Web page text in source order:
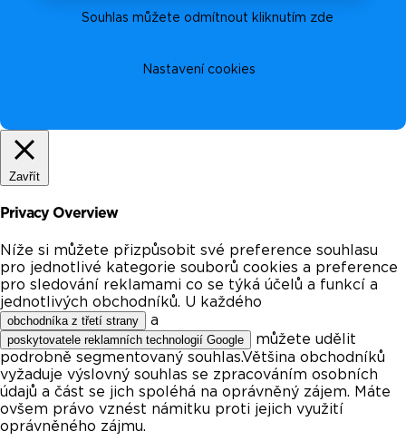
Nastavení cookies
Souhlas můžete odmítnout kliknutím zde
Zavřít
Privacy Overview
Níže si můžete přizpůsobit své preference souhlasu
pro jednotlivé kategorie souborů cookies a preference
pro sledování reklamami co se týká účelů a funkcí a
jednotlivých obchodníků. U každého
obchodníka z třetí strany a
poskytovatele reklamních technologií Google
můžete udělit
podrobně segmentovaný souhlas.Většina obchodníků
vyžaduje výslovný souhlas se zpracováním osobních
údajů a část se jich spoléhá na oprávněný zájem. Máte
ovšem právo vznést námitku proti jejich využití
oprávněného zájmu.